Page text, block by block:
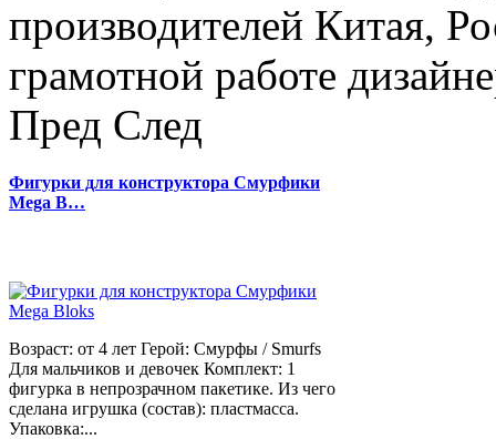
производителей Китая,
грамотной работе
Пред След
Фигурки для конструктора Смурфики
Mega B…
Возраст: от 4 лет Герой: Смурфы / Smurfs
Для мальчиков и девочек Комплект: 1
фигурка в непрозрачном пакетике. Из чего
сделана игрушка (состав): пластмасса.
Упаковка:...